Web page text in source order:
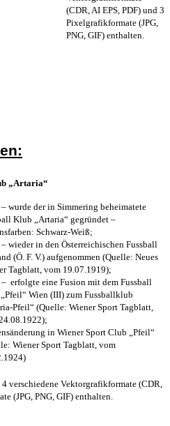
(CDR, AI EPS, PDF) und 3
Pixelgrafikformate (JPG,
PNG, GIF) enthalten.
„Artaria“
wurde der in Simmering beheimatete
Klub „Artaria“ gegründet –
Schwarz-Weiß;
wieder in den Österreichischen Fussball
(Ö. F. V.) aufgenommen (Quelle: Neues
Tagblatt, vom 19.07.1919);
erfolgte eine Fusion mit dem Fussball
Wien (III) zum Fussballklub
Pfeil“ (Quelle: Wiener Sport Tagblatt,
in Wiener Sport Club „Pfeil“
Wiener Sport Tagblatt, vom
verschiedene Vektorgrafikformate (CDR,
(JPG, PNG, GIF) enthalten.